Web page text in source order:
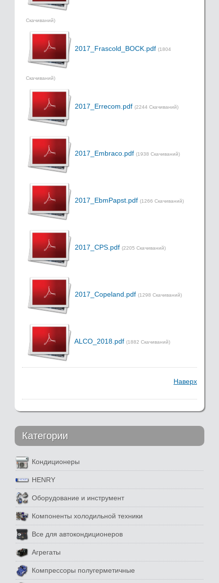
Скачиваний)
2017_Frascold_BOCK.pdf (1804
Скачиваний)
2017_Errecom.pdf (2244 Скачиваний)
2017_Embraco.pdf (1938 Скачиваний)
2017_EbmPapst.pdf (1266 Скачиваний)
2017_CPS.pdf (2205 Скачиваний)
2017_Copeland.pdf (1298 Скачиваний)
ALCO_2018.pdf (1882 Скачиваний)
Наверх
Категории
Кондиционеры
HENRY
Оборудование и инструмент
Компоненты холодильной техники
Все для автокондиционеров
Агрегаты
Компрессоры полугерметичные